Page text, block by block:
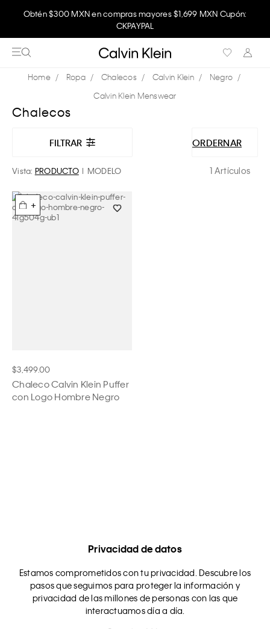
Obtén $300 MXN en compras mayores $1,699 MXN Cupón:
CKPAYPAL
Ropa Chalecos Calvin Klein
Negro
Calvin Klein Menswear
Chalecos
FILTRAR ORDERNAR
Vista: PRODUCTO MODELO 1 Artículos
+
$3,499.00
Chaleco Calvin Klein Puffer
con Logo Hombre Negro
Privacidad de datos
Estamos comprometidos con tu privacidad. Descubre los
pasos que seguimos para proteger la información y
privacidad de las millones de personas con las que
interactuamos día a día.